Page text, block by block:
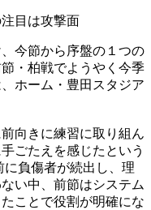
目は攻撃面
今節から序盤の１つの
・柏戦でようやく今季
ホーム・豊田スタジア
向きに練習に取り組ん
ごたえを感じたという
負傷者が続出し、理
い中、前節はシステム
ことで役割が明確にな